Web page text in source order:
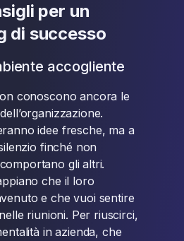
per un
di successo
accogliente
conoscono ancora le
idee fresche, ma a
finché non
gli altri.
che il loro
e che vuoi sentire
riunioni. Per riuscirci,
in azienda, che